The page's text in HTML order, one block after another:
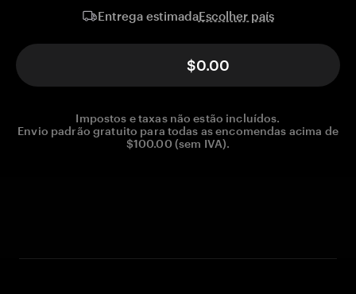
Entrega estimadaEscolher país
$0.00
Impostos e taxas não estão incluídos.
Envio padrão gratuito para todas as encomendas acima de
$100.00 (sem IVA).